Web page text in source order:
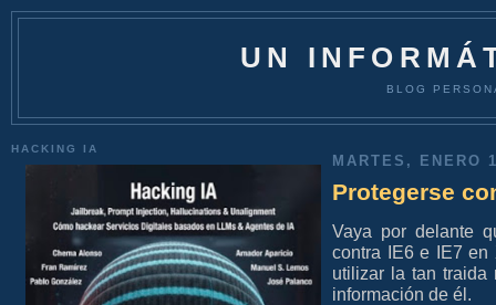
UN
BLOG
HACKING IA
MARTES, ENERO
Protegerse
Vaya por delante
contra IE6 e IE7
utilizar la tan traida
información de él.